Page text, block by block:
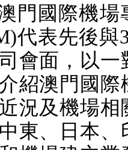
門國際機場
代表先後與
會面，以一
紹澳門國際
況及機場相
東、日本、